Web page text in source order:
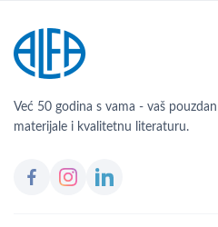
Već 50 godina s vama - vaš
materijale i kvalitetnu literaturu.